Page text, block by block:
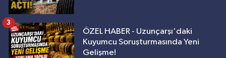
ÖZEL HABER - Uzunçarşı'daki
Kuyumcu Soruşturmasında Yeni
Gelişme!
3